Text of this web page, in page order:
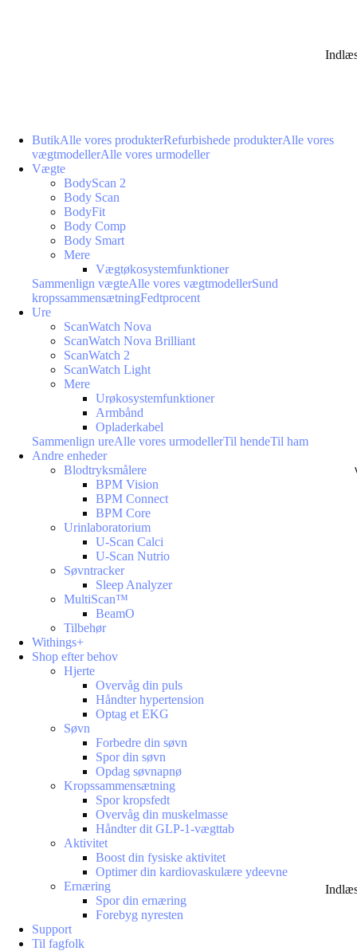
ButikAlle vores produkterRefurbishede produkterAlle vores
vægtmodellerAlle vores urmodeller
Vægte
BodyScan 2
Body Scan
BodyFit
Body Comp
Body Smart
Mere
Vægtøkosystemfunktioner
Sammenlign vægteAlle vores vægtmodellerSund
kropssammensætningFedtprocent
Ure
ScanWatch Nova
ScanWatch Nova Brilliant
ScanWatch 2
ScanWatch Light
Mere
Urøkosystemfunktioner
Armbånd
Opladerkabel
Sammenlign ureAlle vores urmodellerTil hendeTil ham
Andre enheder
Blodtryksmålere
BPM Vision
BPM Connect
BPM Core
Urinlaboratorium
U-Scan Calci
U-Scan Nutrio
Søvntracker
Sleep Analyzer
MultiScan™
BeamO
Tilbehør
Withings+
Shop efter behov
Hjerte
Overvåg din puls
Håndter hypertension
Optag et EKG
Søvn
Forbedre din søvn
Spor din søvn
Opdag søvnapnø
Kropssammensætning
Spor kropsfedt
Overvåg din muskelmasse
Håndter dit GLP-1-vægttab
Aktivitet
Boost din fysiske aktivitet
Optimer din kardiovaskulære ydeevne
Ernæring
Spor din ernæring
Forebyg nyresten
Support
Til fagfolk